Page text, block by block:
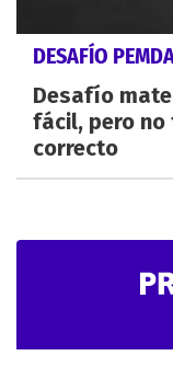
DESAFÍO
Desafío
fácil, pero
correcto